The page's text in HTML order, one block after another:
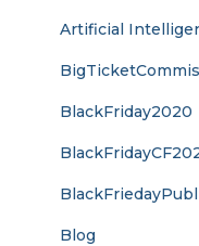
Artificial
BlackFriday2020
Blog